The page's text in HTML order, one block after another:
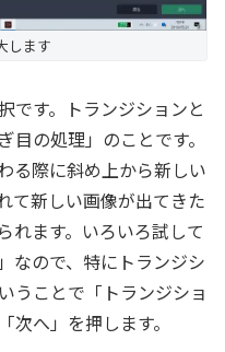
します
です。トランジションと
の処理」のことです。
る際に斜め上から新しい
て新しい画像が出てきた
れます。いろいろ試して
なので、特にトランジシ
うことで「トランジショ
へ」を押します。